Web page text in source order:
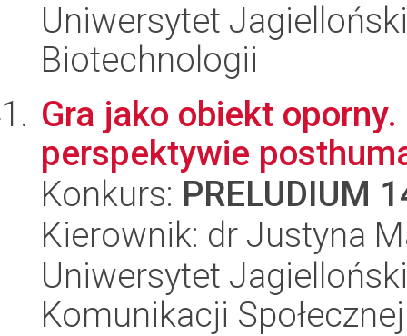
Uniwersytet
Biotechnologii
Gra jako obiekt
perspektywie
Konkurs: PRELUDIUM
Kierownik: dr Justyna
Uniwersytet
Komunikacji Społecznej